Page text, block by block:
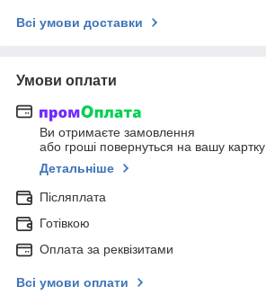
Всі умови доставки
Умови оплати
Ви отримаєте замовлення
або гроші повернуться на вашу картку
Детальніше
Післяплата
Готівкою
Оплата за реквізитами
Всі умови оплати